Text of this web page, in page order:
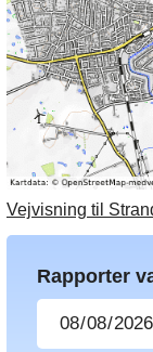
Vejvisning til
Rapporter